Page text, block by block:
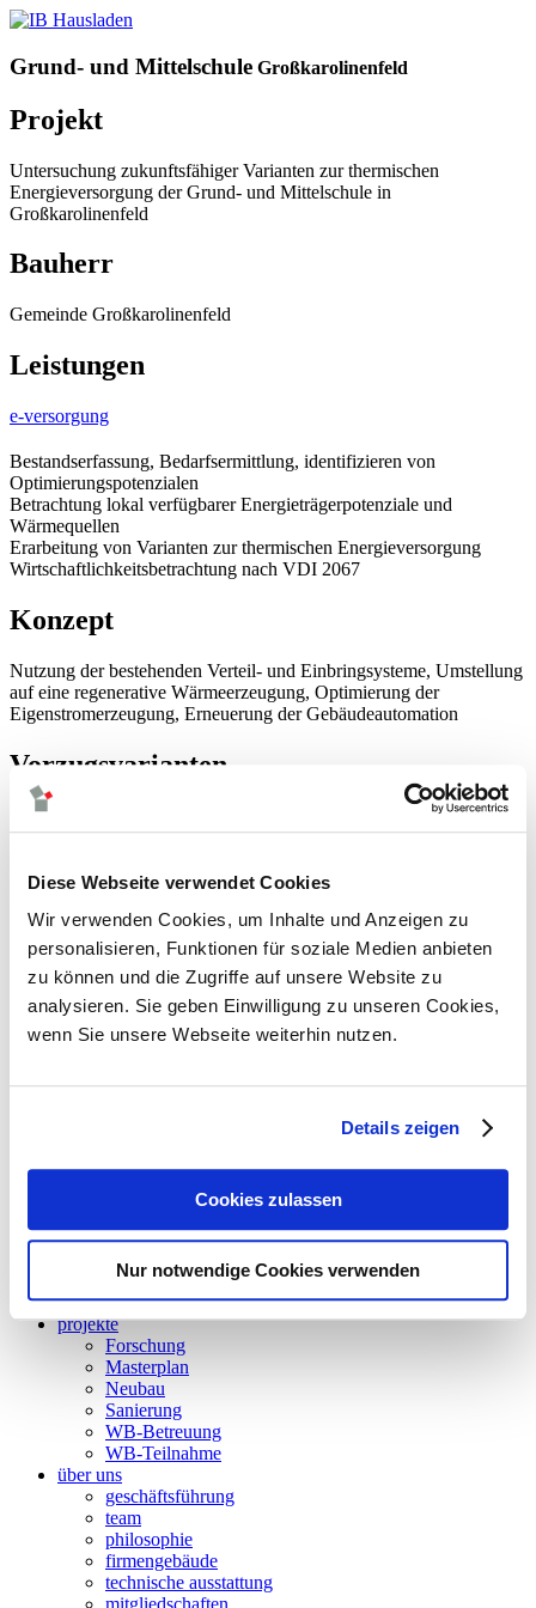
Diese Webseite verwendet Cookies
Wir verwenden Cookies, um Inhalte und Anzeigen zu
personalisieren, Funktionen für soziale Medien anbieten
zu können und die Zugriffe auf unsere Website zu
analysieren. Sie geben Einwilligung zu unseren Cookies,
wenn Sie unsere Webseite weiterhin nutzen.
Details zeigen
Cookies zulassen
Nur notwendige Cookies verwenden
Grund- und Mittelschule Großkarolinenfeld
Projekt
Untersuchung zukunftsfähiger Varianten zur thermischen
Energieversorgung der Grund- und Mittelschule in
Großkarolinenfeld
Bauherr
Gemeinde Großkarolinenfeld
Leistungen
e-versorgung
Bestandserfassung, Bedarfsermittlung, identifizieren von
Optimierungspotenzialen
Betrachtung lokal verfügbarer Energieträgerpotenziale und
Wärmequellen
Erarbeitung von Varianten zur thermischen Energieversorgung
Wirtschaftlichkeitsbetrachtung nach VDI 2067
Konzept
Nutzung der bestehenden Verteil- und Einbringsysteme, Umstellung
auf eine regenerative Wärmeerzeugung, Optimierung der
Eigenstromerzeugung, Erneuerung der Gebäudeautomation
Vorzugsvarianten
Quelle: BayernAtlas
neuigkeiten
leistungen
climadesign
tga-planung
energieversorgung
betriebsoptimierung
energieaudit
strömungssimulation
nachhaltigkeit
forschung
wettbewerbsbetreuung
BIM
projekte
Forschung
Masterplan
Neubau
Sanierung
WB-Betreuung
WB-Teilnahme
über uns
geschäftsführung
team
philosophie
firmengebäude
technische ausstattung
mitgliedschaften